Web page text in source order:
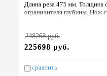
Длина реза 475 мм. Толщина
ограничителя глубины. Нож
248268 руб.
225698 руб.
сравнить